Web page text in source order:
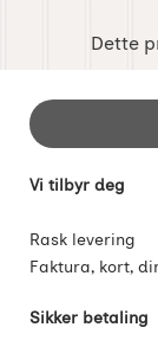
Dette
Footer-
Vi tilbyr deg
Rask levering
Faktura, kort,
Sikker betaling